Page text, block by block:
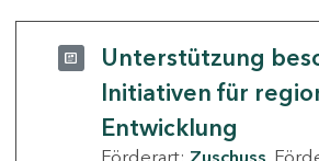
Unterstützung
Initiativen für
Entwicklung